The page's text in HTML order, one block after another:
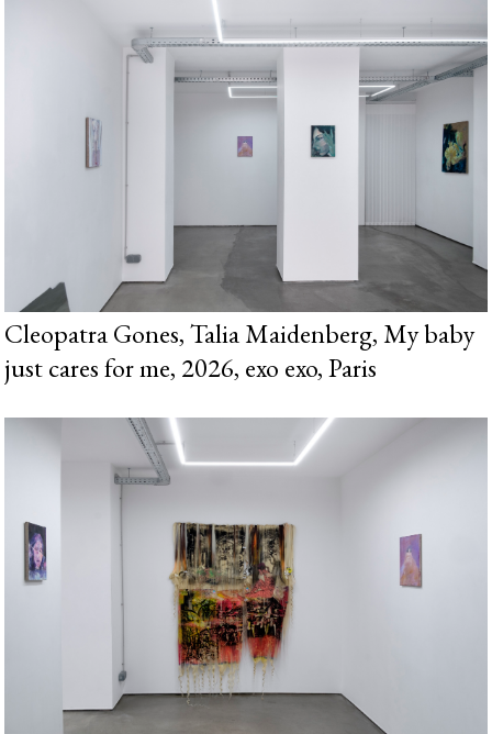
Cleopatra Gones, Talia Maidenberg, My baby
just cares for me, 2026, exo exo, Paris